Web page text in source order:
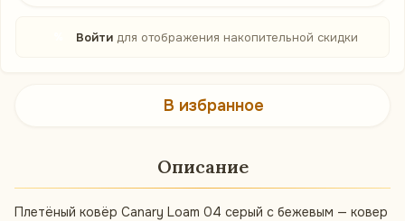
Войти для отображения накопительной скидки
В избранное
Описание
Плетёный ковёр Canary Loam 04 серый с бежевым — ковер